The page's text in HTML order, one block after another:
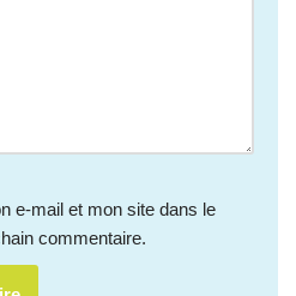
e-mail et mon site dans le
commentaire.